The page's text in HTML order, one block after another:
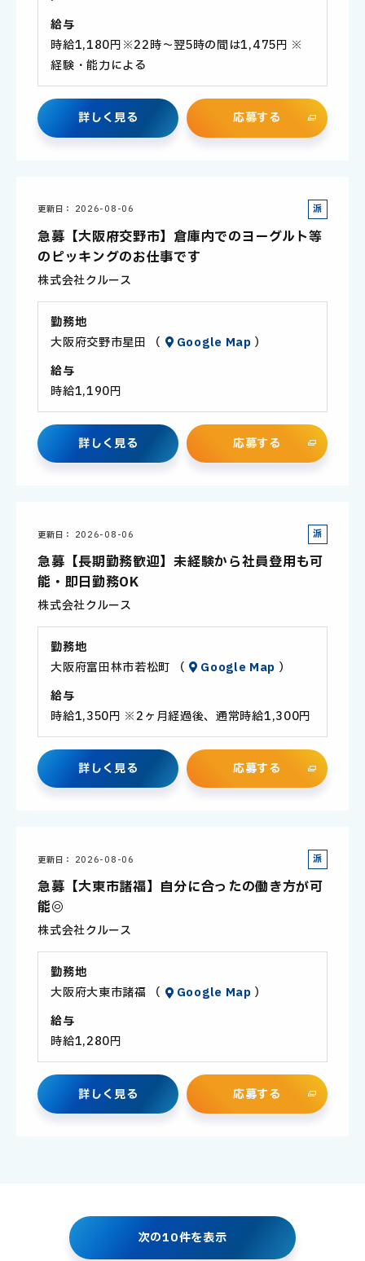
給与
時給1,180円※22時～翌5時の間は1,475円 ※
経験・能力による
詳しく見る 応募する
更新日 2026-08-06
派
遣
社
急募【大阪府交野市】倉庫内でのヨーグルト等
のピッキングのお仕事です
株式会社クルース
勤務地
大阪府交野市星田 （
Google Map ）
給与
時給1,190円
詳しく見る 応募する
更新日 2026-08-06
派
社
急募【長期勤務歓迎】未経験から社員登用も可
能・即日勤務OK
株式会社クルース
勤務地
大阪府富田林市若松町 （
Google Map ）
給与
時給1,350円 ※2ヶ月経過後、通常時給1,300円
詳しく見る 応募する
更新日 2026-08-06
派
社
急募【大東市諸福】自分に合ったの働き方が可
能◎
株式会社クルース
勤務地
大阪府大東市諸福 （
Google Map ）
給与
時給1,280円
詳しく見る 応募する
次の10件を表示